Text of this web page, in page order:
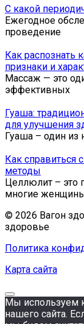
С какой
Ежегодное
проведение
Как распознать
признаки и
Массаж — это
эффективных
Гуаша:
для улучшения
Гуа­ша – один
Как справиться
методы
Целлюлит – это
многие
© 2026 Вагон
здоровье
Политика
Карта сайта
Мы используем
нашего сайта.